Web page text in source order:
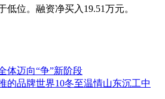
位。融资净买入19.51万元。
体迈向“争”新阶段
的品牌世界10冬至温情山东沉工中